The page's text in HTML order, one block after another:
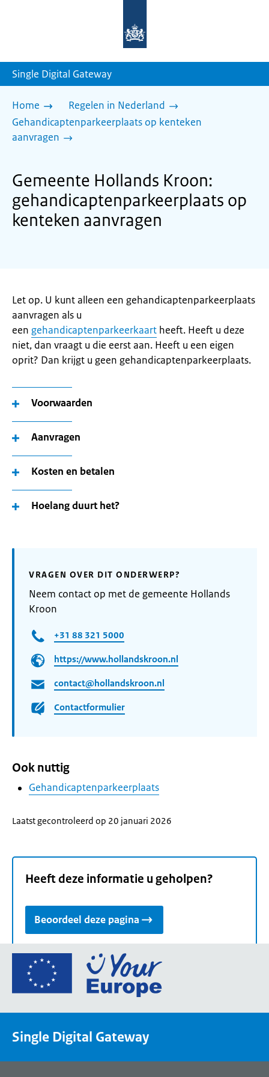
homepage
Single Digital Gateway
Home
Regelen in Nederland
Gehandicaptenparkeerplaats op kenteken
aanvragen
Gemeente Hollands Kroon:
gehandicaptenparkeerplaats op
kenteken aanvragen
Let op. U kunt alleen een gehandicaptenparkeerplaats
aanvragen als u
een gehandicaptenparkeerkaart heeft. Heeft u deze
niet, dan vraagt u die eerst aan. Heeft u een eigen
oprit? Dan krijgt u geen gehandicaptenparkeerplaats.
Voorwaarden
Aanvragen
Kosten en betalen
Hoelang duurt het?
VRAGEN OVER DIT ONDERWERP?
Neem contact op met de gemeente Hollands
Kroon
+31 88 321 5000
https://www.hollandskroon.nl
contact@hollandskroon.nl
Contactformulier
Ook nuttig
Gehandicaptenparkeerplaats
Laatst gecontroleerd op 20 januari 2026
Heeft deze informatie u geholpen?
Beoordeel deze pagina
Ga
de
een
Single Digital Gateway